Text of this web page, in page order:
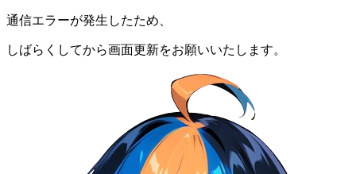
通信エラーが発生したため、
しばらくしてから画面更新をお願いいたします。